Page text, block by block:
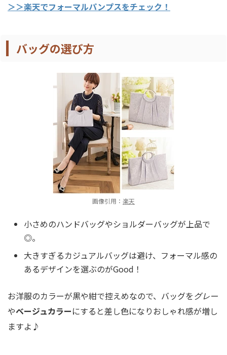
＞＞楽天でフォーマルパンプスをチェック！
バッグの選び方
画像引用： 楽天
小さめのハンドバッグやショルダーバッグが上品で
◎。
大きすぎるカジュアルバッグは避け、フォーマル感の
あるデザインを選ぶのがGood！
お洋服のカラーが黒や紺で控えめなので、バッグをグレー
やベージュカラーにすると差し色になりおしゃれ感が増し
ますよ♪